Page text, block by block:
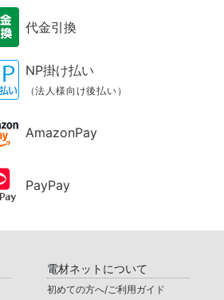
代金引換
NP掛け払い
（法人様向け後払い）
AmazonPay
PayPay
電材ネットについて
初めての方へ/ご利用ガイド